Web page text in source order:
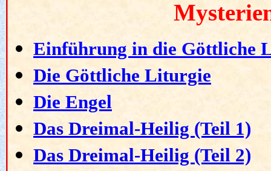
Einführung in die Göttliche
Die Göttliche Liturgie
Die Engel
Das Dreimal-Heilig (Teil 1)
Das Dreimal-Heilig (Teil 2)